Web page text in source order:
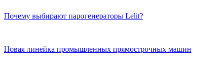
Почему выбирают парогенераторы Lelit?
Новая линейка промышленных прямострочных машин